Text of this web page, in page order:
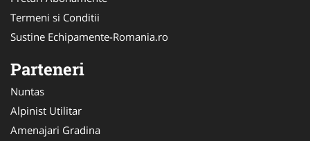
Termeni si Conditii
Sustine Echipamente-Romania.ro
Parteneri
Nuntas
Alpinist Utilitar
Amenajari Gradina